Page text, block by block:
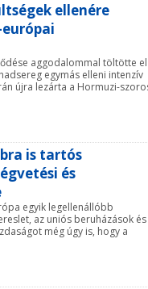
ellenére
aggodalommal töltötte
egymás elleni intenzív
újra lezárta a Hormuzi-
is tartós
és
egyik legellenállóbb
az uniós beruházások és
még úgy is, hogy a